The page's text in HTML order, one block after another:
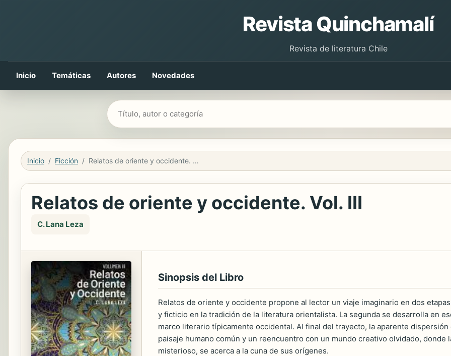
Revista Quinchamalí
Revista de literatura Chile
Inicio Temáticas Autores Novedades
Buscar libros
Inicio Ficción Relatos de oriente y occidente. Vol. III
Relatos de oriente y occidente. Vol. III
C. Lana Leza
Sinopsis del Libro
Relatos de oriente y occidente propone al lector un viaje imaginario en dos
y ficticio en la tradición de la literatura orientalista. La segunda se desarrolla en
marco literario típicamente occidental. Al final del trayecto, la aparente
paisaje humano común y un reencuentro con un mundo creativo olvidado, donde
misterioso, se acerca a la cuna de sus orígenes.